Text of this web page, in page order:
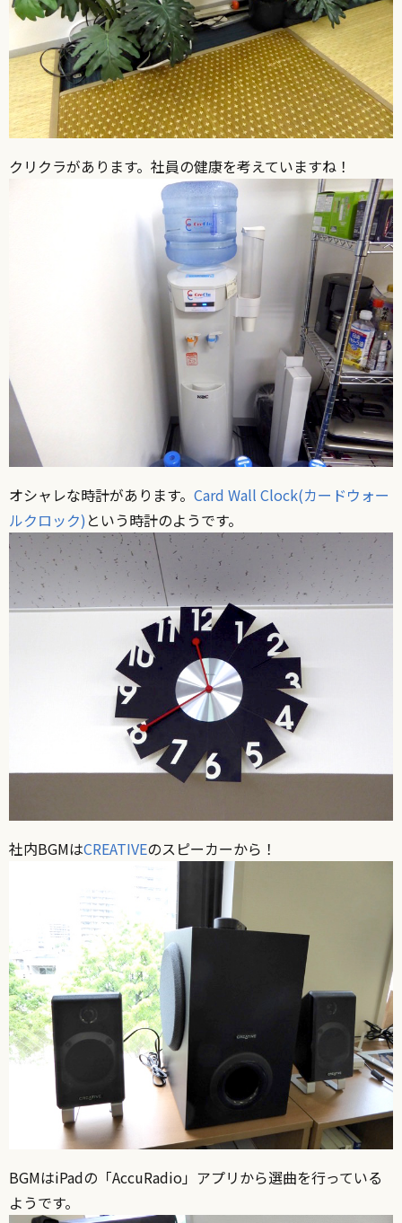
クリクラがあります。社員の健康を考えていますね！
オシャレな時計があります。 Card Wall Clock(カードウォー
ルクロック)という時計のようです。
社内BGMはCREATIVEのスピーカーから！
BGMはiPadの「AccuRadio」アプリから選曲を行っている
ようです。